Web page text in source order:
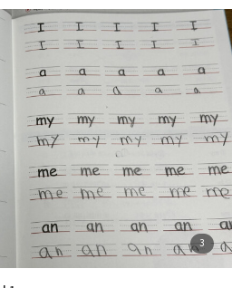
지않고 영어 단어를 익힐 수 있었다.
뜻 순서로 되어있어서 영단어를 익
쓰며 영어단어를 외우고 다음 페이지
고르고, 주어진 단어의 우리말 뜻 고
연결하기로 영어단어를 계속해서 익
쓰기를 한 뒤 알맞은 뜻 고르기로 영
었다.영어를 막 시작하거나 영어를 듣
를 익히지 않은 친구들에게 추천한다.
어 #초등영어단어
첨
부
사
3